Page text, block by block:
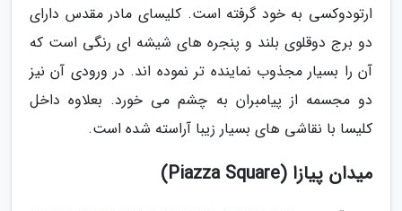
ارتودوکسی به خود گرفته است. کلیسای مادر مقدس دارای
دو برج دوقلوی بلند و پنجره های شیشه ای رنگی است که
آن را بسیار مجذوب نماینده تر نموده اند. در ورودی آن نیز
دو مجسمه از پیامبران به چشم می خورد. بعلاوه داخل
کلیسا با نقاشی های بسیار زیبا آراسته شده است.
میدان پیازا (Piazza Square)